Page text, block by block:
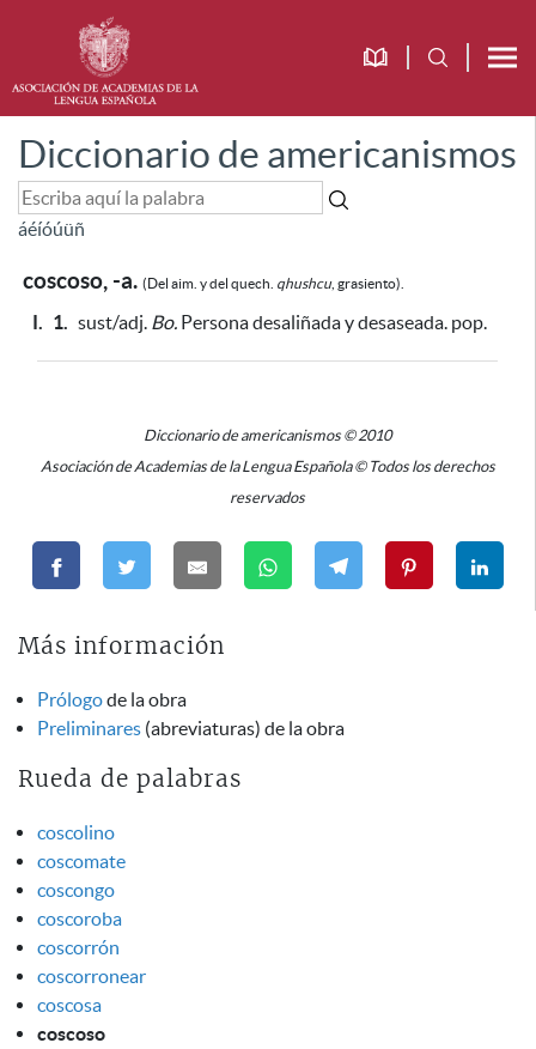
Diccionario de americanismos
áéíóúüñ
coscoso, -a. (Del aim. y del quech. qhushcu, grasiento).
I. 1. sust/adj. Bo. Persona desaliñada y desaseada. pop.
Diccionario de americanismos © 2010
Asociación de Academias de la Lengua Española © Todos los derechos
reservados
Más información
Prólogode la obra
Preliminares (abreviaturas) de la obra
Rueda de palabras
coscolino
coscomate
coscongo
coscoroba
coscorrón
coscorronear
coscosa
coscoso